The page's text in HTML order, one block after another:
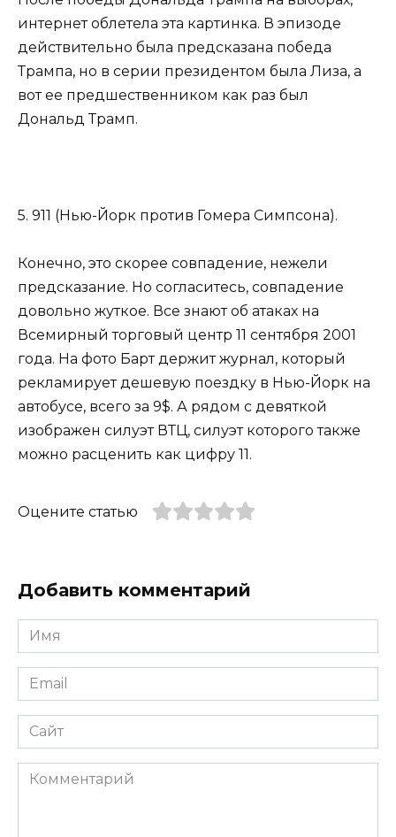
интернет облетела эта картинка. В эпизоде
действительно была предсказана победа
Трампа, но в серии президентом была Лиза, а
вот ее предшественником как раз был
Дональд Трамп.
5. 911 (Нью-Йорк против Гомера Симпсона).
Конечно, это скорее совпадение, нежели
предсказание. Но согласитесь, совпадение
довольно жуткое. Все знают об атаках на
Всемирный торговый центр 11 сентября 2001
года. На фото Барт держит журнал, который
рекламирует дешевую поездку в Нью-Йорк на
автобусе, всего за 9$. А рядом с девяткой
изображен силуэт ВТЦ, силуэт которого также
можно расценить как цифру 11.
Оцените статью
Добавить комментарий
Имя
*
Email
*
Сайт
Комментарий